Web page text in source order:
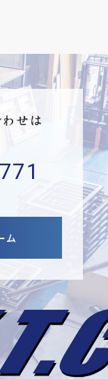
せは
ム